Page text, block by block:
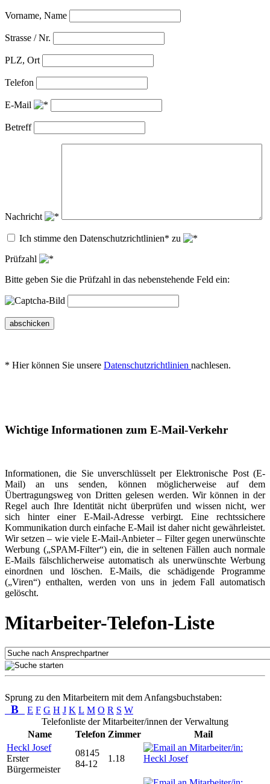
Vorname, Name
Strasse / Nr.
PLZ, Ort
Telefon
E-Mail
Betreff
Nachricht
Ich stimme den Datenschutzrichtlinien* zu
Prüfzahl
Bitte geben Sie die Prüfzahl in das nebenstehende Feld ein:
abschicken
* Hier können Sie unsere Datenschutzrichtlinien nachlesen.
Wichtige Informationen zum E-Mail-Verkehr
Informationen, die Sie unverschlüsselt per Elektronische Post (E-
Mail) an uns senden, können möglicherweise auf dem
Übertragungsweg von Dritten gelesen werden. Wir können in der
Regel auch Ihre Identität nicht überprüfen und wissen nicht, wer
sich hinter einer E-Mail-Adresse verbirgt. Eine rechtssichere
Kommunikation durch einfache E-Mail ist daher nicht gewährleistet.
Wir setzen – wie viele E-Mail-Anbieter – Filter gegen unerwünschte
Werbung („SPAM-Filter“) ein, die in seltenen Fällen auch normale
E-Mails fälschlicherweise automatisch als unerwünschte Werbung
einordnen und löschen. E-Mails, die schädigende Programme
(„Viren“) enthalten, werden von uns in jedem Fall automatisch
gelöscht.
Mitarbeiter-Telefon-Liste
Sprung zu den Mitarbeitern mit dem Anfangsbuchstaben:
B E F G H J K L M O R S W
Telefonliste der Mitarbeiter/innen der Verwaltung
Name
Telefon Zimmer
Mail
Heckl Josef
Erster
Bürgermeister
08145
84-12
1.18